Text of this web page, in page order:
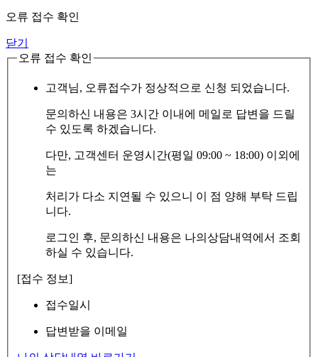
오류 접수 확인
닫기
오류 접수 확인
고객님, 오류접수가 정상적으로 신청 되었습니다.
문의하신 내용은 3시간 이내에 메일로 답변을 드릴
수 있도록 하겠습니다.
다만, 고객센터 운영시간(평일 09:00 ~ 18:00) 이외에
는
처리가 다소 지연될 수 있으니 이 점 양해 부탁 드립
니다.
로그인 후, 문의하신 내용은 나의상담내역에서 조회
하실 수 있습니다.
[접수 정보]
접수일시
답변받을 이메일